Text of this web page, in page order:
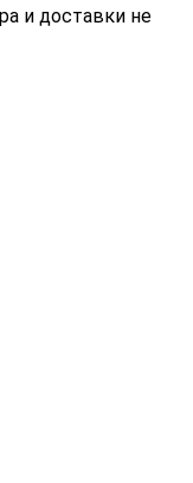
и доставки не